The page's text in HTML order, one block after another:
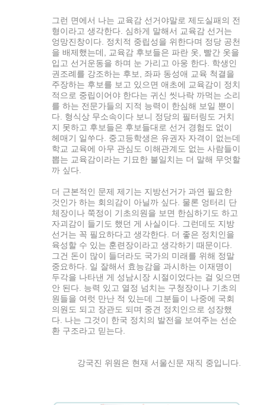
그런 면에서 나는 교육감 선거야말로 제도실패의 전
형이라고 생각한다. 심하게 말해서 교육감 선거는
엉망진창이다. 정치적 중립성을 위한다며 정당 공천
을 배제했는데, 교육감 후보들은 파란 옷, 빨간 옷을
입고 선거운동을 하며 눈 가리고 아웅 한다. 학생인
권조례를 강조하는 후보, 좌파 동성애 교육 척결을
주장하는 후보를 보고 있으면 애초에 교육감이 정치
적으로 중립이어야 한다는 귀신 씻나락 까먹는 소리
를 하는 전문가들의 지적 능력이 한심해 보일 뿐이
다. 형식상 무소속이다 보니 정당의 필터링도 거치
지 못하고 후보들은 후보들대로 선거 경험도 없이
헤매기 일쑤다. 중고등학생은 유권자 자격이 없는데
학교 교육에 아무 관심도 이해관계도 없는 사람들이
뽑는 교육감이라는 기묘한 불일치는 더 말해 무엇할
까 싶다.
더 근본적인 문제 제기는 지방선거가 과연 필요한
것인가 하는 회의감이 아닐까 싶다. 물론 엉터리 단
체장이나 쭉정이 기초의원을 보면 한심하기도 하고
자괴감이 들기도 했던 게 사실이다. 그런데도 지방
선거는 꼭 필요하다고 생각한다. 더 좋은 정치인을
육성할 수 있는 훈련장이라고 생각하기 때문이다.
그건 돈이 많이 들더라도 국가의 미래를 위해 정말
중요하다. 일 잘해서 효능감을 과시하는 이재명이
두각을 나타낸 게 성남시장 시절이었다는 걸 잊으면
안 된다. 능력 있고 열정 넘치는 구청장이나 기초의
원들을 여럿 만난 적 있는데 그분들이 나중에 국회
의원도 되고 장관도 되며 중견 정치인으로 성장했
다. 나는 그것이 한국 정치의 발전을 보여주는 선순
환 구조라고 믿는다.
강국진 위원은 현재 서울신문 재직 중입니다.